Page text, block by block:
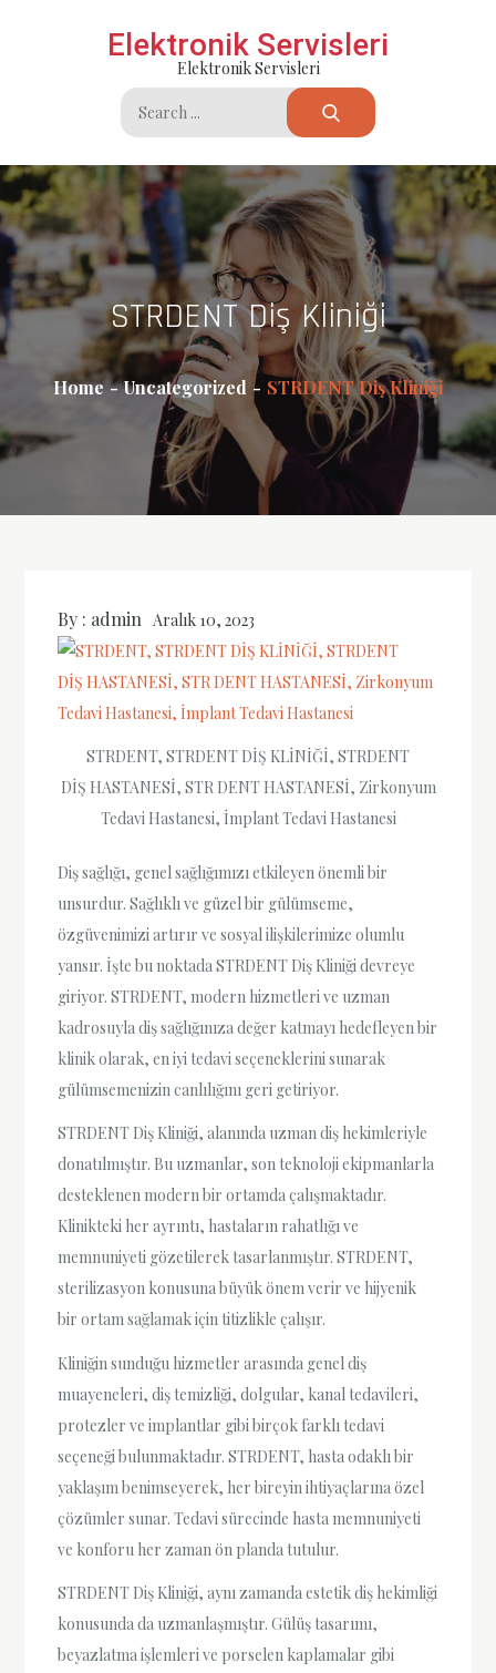
Elektronik Servisleri
Elektronik Servisleri
Search
for:
⁠STRDENT Diş Kliniği
Home Uncategorized ⁠STRDENT Diş Kliniği
By : admin Aralık 10, 2023
STRDENT, STRDENT DİŞ KLİNİĞİ, STRDENT
DİŞ HASTANESİ, STR DENT HASTANESİ, Zirkonyum
Tedavi Hastanesi, İmplant Tedavi Hastanesi
Diş sağlığı, genel sağlığımızı etkileyen önemli bir
unsurdur. Sağlıklı ve güzel bir gülümseme,
özgüvenimizi artırır ve sosyal ilişkilerimize olumlu
yansır. İşte bu noktada STRDENT Diş Kliniği devreye
giriyor. STRDENT, modern hizmetleri ve uzman
kadrosuyla diş sağlığınıza değer katmayı hedefleyen bir
klinik olarak, en iyi tedavi seçeneklerini sunarak
gülümsemenizin canlılığını geri getiriyor.
STRDENT Diş Kliniği, alanında uzman diş hekimleriyle
donatılmıştır. Bu uzmanlar, son teknoloji ekipmanlarla
desteklenen modern bir ortamda çalışmaktadır.
Klinikteki her ayrıntı, hastaların rahatlığı ve
memnuniyeti gözetilerek tasarlanmıştır. STRDENT,
sterilizasyon konusuna büyük önem verir ve hijyenik
bir ortam sağlamak için titizlikle çalışır.
Kliniğin sunduğu hizmetler arasında genel diş
muayeneleri, diş temizliği, dolgular, kanal tedavileri,
protezler ve implantlar gibi birçok farklı tedavi
seçeneği bulunmaktadır. STRDENT, hasta odaklı bir
yaklaşım benimseyerek, her bireyin ihtiyaçlarına özel
çözümler sunar. Tedavi sürecinde hasta memnuniyeti
ve konforu her zaman ön planda tutulur.
STRDENT Diş Kliniği, aynı zamanda estetik diş hekimliği
konusunda da uzmanlaşmıştır. Gülüş tasarımı,
beyazlatma işlemleri ve porselen kaplamalar gibi